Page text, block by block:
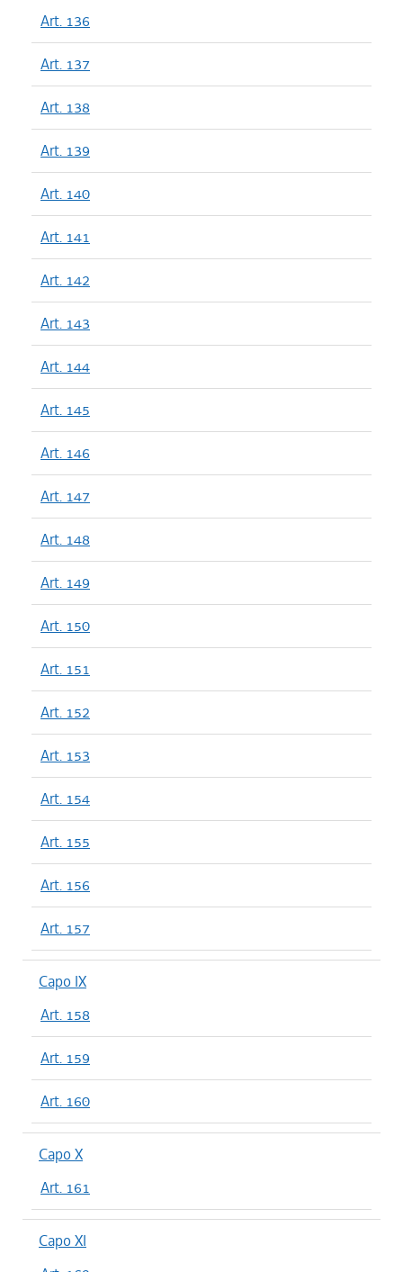
Art. 136
Art. 137
Art. 138
Art. 139
Art. 140
Art. 141
Art. 142
Art. 143
Art. 144
Art. 145
Art. 146
Art. 147
Art. 148
Art. 149
Art. 150
Art. 151
Art. 152
Art. 153
Art. 154
Art. 155
Art. 156
Art. 157
Capo IX
Art. 158
Art. 159
Art. 160
Capo X
Art. 161
Capo XI